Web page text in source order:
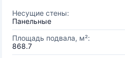
Несущие стены:
Панельные
Площадь подвала, м²:
868.7